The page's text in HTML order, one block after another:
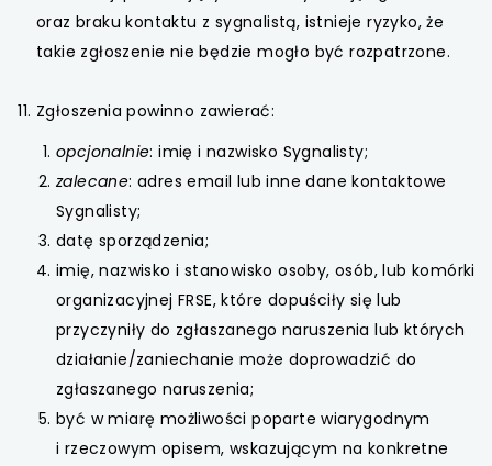
oraz braku kontaktu z sygnalistą, istnieje ryzyko, że
takie zgłoszenie nie będzie mogło być rozpatrzone.
Zgłoszenia powinno zawierać:
opcjonalnie: imię i nazwisko Sygnalisty;
zalecane: adres email lub inne dane kontaktowe
Sygnalisty;
datę sporządzenia;
imię, nazwisko i stanowisko osoby, osób, lub komórki
organizacyjnej FRSE, które dopuściły się lub
przyczyniły do zgłaszanego naruszenia lub których
działanie/zaniechanie może doprowadzić do
zgłaszanego naruszenia;
być w miarę możliwości poparte wiarygodnym
i rzeczowym opisem, wskazującym na konkretne